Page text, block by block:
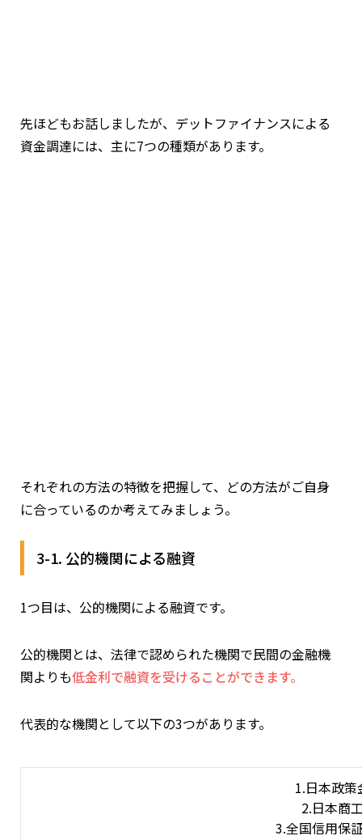
先ほどもお話しましたが、デットファイナンスによる
資金調達には、主に7つの種類があります。
それぞれの方法の特徴を把握して、どの方法がご自身
に合っているのか考えてみましょう。
3-1. 公的機関による融資
1つ目は、公的機関による融資です。
公的機関とは、法律で認められた機関で民間の金融機
関よりも低金利で融資を受けることができます。
代表的な機関として以下の3つがあります。
1.日本政策
2.日本商
3.全国信用保